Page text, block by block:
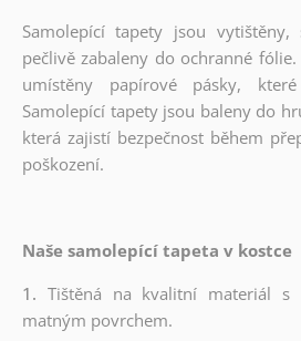
Samolepící tapety jsou vytištěny,
pečlivě zabaleny do ochranné
umístěny papírové pásky,
Samolepící tapety jsou baleny do
která zajistí bezpečnost během
poškození.
Naše samolepící tapeta v kostce
1. Tištěná na kvalitní materiál s
matným povrchem.